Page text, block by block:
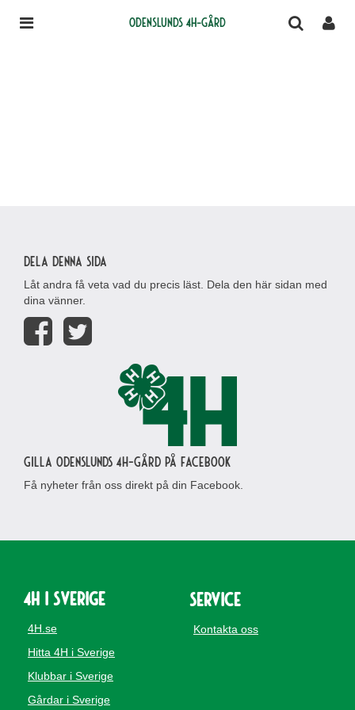
Odenslunds 4H-gård
Dela denna sida
Låt andra få veta vad du precis läst. Dela den här sidan med
dina vänner.
Gilla Odenslunds 4H-gård på Facebook
Få nyheter från oss direkt på din Facebook.
4H i Sverige
4H.se
Hitta 4H i Sverige
Klubbar i Sverige
Gårdar i Sverige
Service
Kontakta oss